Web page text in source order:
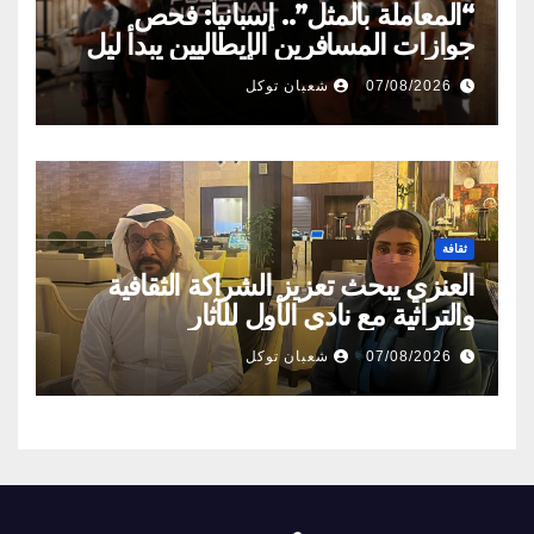
“المعاملة بالمثل”.. إسبانيا: فحص
جوازات المسافرين الإيطاليين يبدأ ليل
السبت
07/08/2026 شعبان توكل
ثقافة
العنزي يبحث تعزيز الشراكة الثقافية
والتراثية مع نادي الأول للآثار
07/08/2026 شعبان توكل